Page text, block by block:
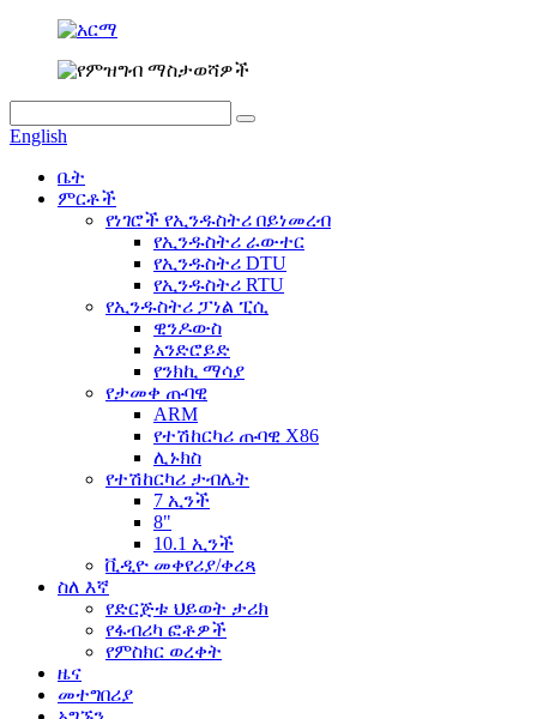
English
ቤት
ምርቶች
የነገሮች የኢንዱስትሪ በይነመረብ
የኢንዱስትሪ ራውተር
የኢንዱስትሪ DTU
የኢንዱስትሪ RTU
የኢንዱስትሪ ፓነል ፒሲ
ዊንዶውስ
አንድሮይድ
የንክኪ ማሳያ
የታመቀ ጡባዊ
ARM
የተሽከርካሪ ጡባዊ X86
ሊኑክስ
የተሽከርካሪ ታብሌት
7 ኢንች
8"
10.1 ኢንች
ቪዲዮ መቀየሪያ/ቀረጻ
ስለ እኛ
የድርጅቱ ህይወት ታሪክ
የፋብሪካ ፎቶዎች
የምስክር ወረቀት
ዜና
መተግበሪያ